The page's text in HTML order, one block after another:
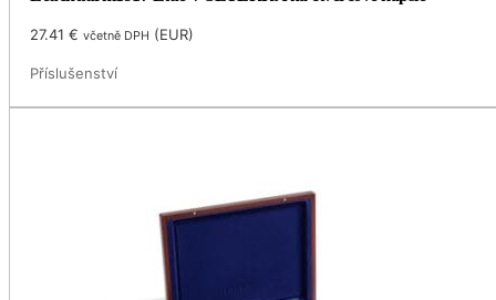
27.41€ včetně DPH (EUR)
Příslušenství